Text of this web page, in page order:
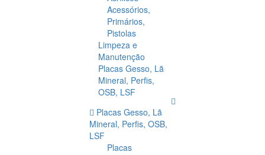
Acessórios,
Primários,
Pistolas
Limpeza e
Manutenção
Placas Gesso, Lã
Mineral, Perfis,
OSB, LSF
Placas Gesso, Lã
Mineral, Perfis, OSB,
LSF
Placas